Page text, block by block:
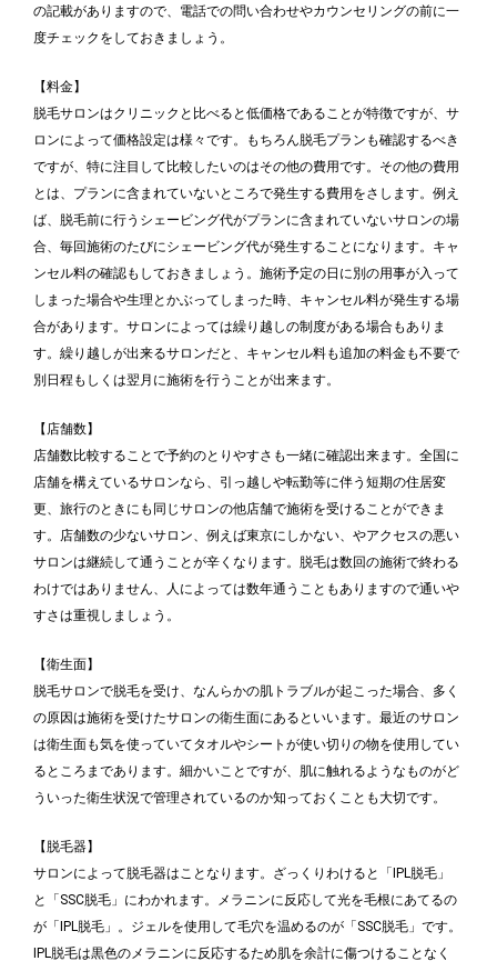
の記載がありますので、電話での問い合わせやカウンセリングの前に一
度チェックをしておきましょう。
【料金】
脱毛サロンはクリニックと比べると低価格であることが特徴ですが、サ
ロンによって価格設定は様々です。もちろん脱毛プランも確認するべき
ですが、特に注目して比較したいのはその他の費用です。その他の費用
とは、プランに含まれていないところで発生する費用をさします。例え
ば、脱毛前に行うシェービング代がプランに含まれていないサロンの場
合、毎回施術のたびにシェービング代が発生することになります。キャ
ンセル料の確認もしておきましょう。施術予定の日に別の用事が入って
しまった場合や生理とかぶってしまった時、キャンセル料が発生する場
合があります。サロンによっては繰り越しの制度がある場合もありま
す。繰り越しが出来るサロンだと、キャンセル料も追加の料金も不要で
別日程もしくは翌月に施術を行うことが出来ます。
【店舗数】
店舗数比較することで予約のとりやすさも一緒に確認出来ます。全国に
店舗を構えているサロンなら、引っ越しや転勤等に伴う短期の住居変
更、旅行のときにも同じサロンの他店舗で施術を受けることができま
す。店舗数の少ないサロン、例えば東京にしかない、やアクセスの悪い
サロンは継続して通うことが辛くなります。脱毛は数回の施術で終わる
わけではありません、人によっては数年通うこともありますので通いや
すさは重視しましょう。
【衛生面】
脱毛サロンで脱毛を受け、なんらかの肌トラブルが起こった場合、多く
の原因は施術を受けたサロンの衛生面にあるといいます。最近のサロン
は衛生面も気を使っていてタオルやシートが使い切りの物を使用してい
るところまであります。細かいことですが、肌に触れるようなものがど
ういった衛生状況で管理されているのか知っておくことも大切です。
【脱毛器】
サロンによって脱毛器はことなります。ざっくりわけると「IPL脱毛」
と「SSC脱毛」にわかれます。メラニンに反応して光を毛根にあてるの
が「IPL脱毛」。ジェルを使用して毛穴を温めるのが「SSC脱毛」です。
IPL脱毛は黒色のメラニンに反応するため肌を余計に傷つけることなく